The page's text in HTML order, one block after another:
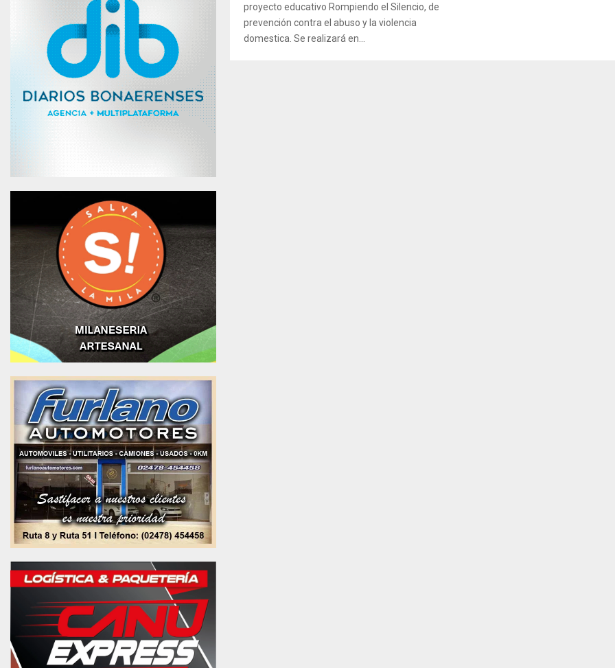
proyecto educativo Rompiendo el Silencio, de
prevención contra el abuso y la violencia
domestica. Se realizará en...